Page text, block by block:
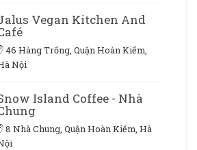
Vegan Kitchen And
46 Hàng Trống, Quận Hoàn Kiếm,
Nội
Island Coffee - Nhà
8 Nhà Chung, Quận Hoàn Kiếm, Hà